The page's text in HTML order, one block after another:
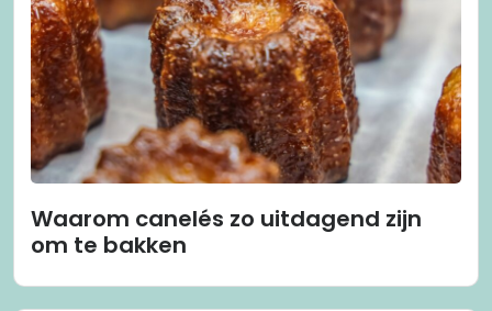
Waarom canelés zo uitdagend zijn
om te bakken